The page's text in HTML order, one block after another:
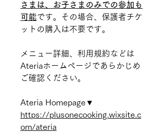
さまは、お子さまのみでの参加も
可能です。その場合、保護者チケ
ットの購入は不要です。
メニュー詳細、利用規約などは
Ateriaホームページであらかじめ
ご確認ください。
Ateria Homepage▼
https://plusonecooking.wixsite.c
om/ateria